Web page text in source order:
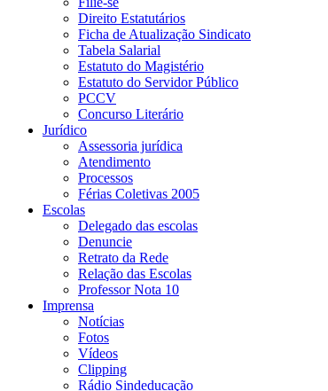
Direito Estatutários
Ficha de Atualização Sindicato
Tabela Salarial
Estatuto do Magistério
Estatuto do Servidor Público
PCCV
Concurso Literário
Jurídico
Assessoria jurídica
Atendimento
Processos
Férias Coletivas 2005
Escolas
Delegado das escolas
Denuncie
Retrato da Rede
Relação das Escolas
Professor Nota 10
Imprensa
Notícias
Fotos
Vídeos
Clipping
Rádio Sindeducação